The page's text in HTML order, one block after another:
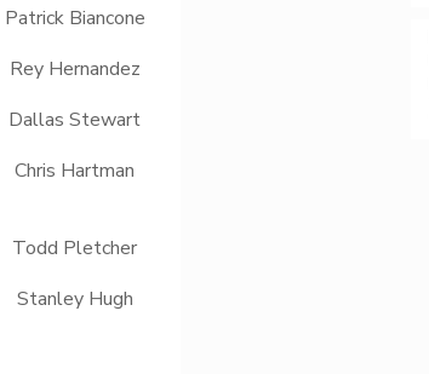
Patrick Biancone
Rey Hernandez
Dallas Stewart
Chris Hartman
Todd Pletcher
Stanley Hugh